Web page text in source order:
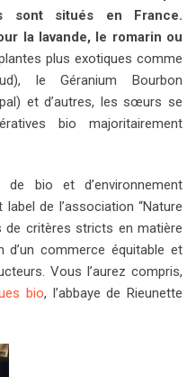
sont situés en France.
la lavande, le romarin ou
plus exotiques comme
le Géranium Bourbon
et d’autres, les sœurs se
bio majoritairement
bio et d’environnement
de l’association “Nature
de critères stricts en matière
d’un commerce équitable et
Vous l’aurez compris,
bio, l’abbaye de Rieunette